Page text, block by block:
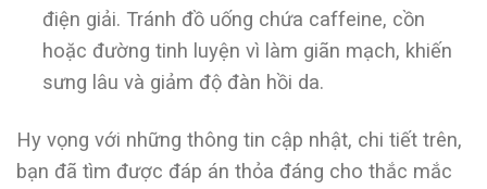
điện giải. Tránh đồ uống chứa caffeine, cồn
hoặc đường tinh luyện vì làm giãn mạch, khiến
sưng lâu và giảm độ đàn hồi da.
Hy vọng với những thông tin cập nhật, chi tiết trên,
bạn đã tìm được đáp án thỏa đáng cho thắc mắc